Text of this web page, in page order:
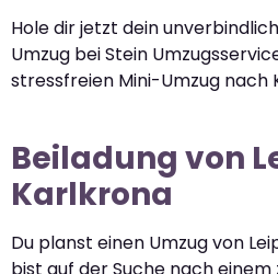
Hole dir jetzt dein
Umzug bei Stein
stressfreien Mini-Umzug nach
Beiladung von
Karlkrona
Du planst einen Umzug von
bist auf der Suche nach einem